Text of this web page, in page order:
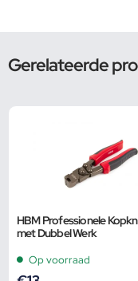
Gerelateerde
HBM Professionele
met Dubbel Werk
Op voorraad